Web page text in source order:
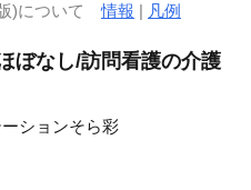
版)について情報 | 凡例
ぼなし/訪問看護の介護
ションそら彩